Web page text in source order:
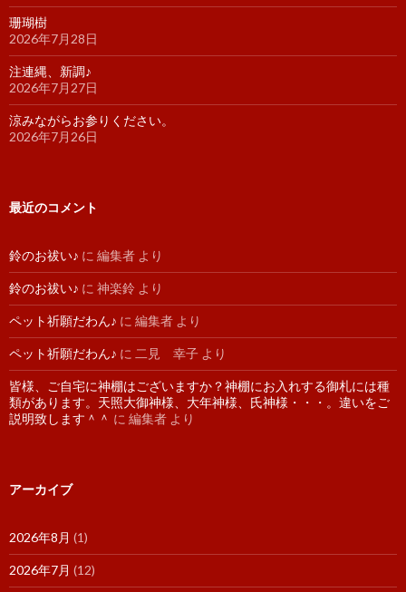
珊瑚樹
2026年7月28日
注連縄、新調♪
2026年7月27日
涼みながらお参りください。
2026年7月26日
最近のコメント
鈴のお祓い♪ に 編集者 より
鈴のお祓い♪ に 神楽鈴 より
ペット祈願だわん♪ に 編集者 より
ペット祈願だわん♪ に 二見 幸子 より
皆様、ご自宅に神棚はございますか？神棚にお入れする御札には種
類があります。天照大御神様、大年神様、氏神様・・・。違いをご
説明致します＾＾ に 編集者 より
アーカイブ
2026年8月 (1)
2026年7月 (12)